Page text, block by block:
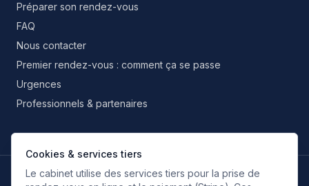
Cookies & services tiers
Le cabinet utilise des services tiers pour la prise de
Préparer son rendez-vous
FAQ
Nous contacter
Premier rendez-vous : comment ça se passe
Urgences
Professionnels & partenaires
LANGUES DE TRAVAIL